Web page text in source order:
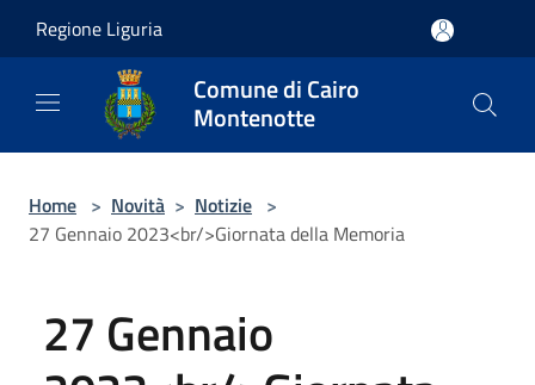
Regione Liguria
Comune di Cairo
Montenotte
Home > Novità > Notizie >
27 Gennaio 2023<br/>Giornata della Memoria
27 Gennaio